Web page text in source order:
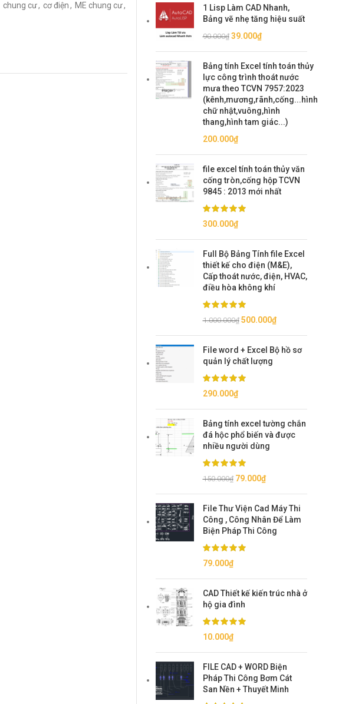
chung cư, cơ điện , ME chung cư,
1 Lisp Làm CAD Nhanh,
Bảng vẽ nhẹ tăng hiệu suất
90.000₫ Giá
là:
90.000₫.
39.000₫Giá
tại
là:
39.000₫.
Bảng tính Excel tính toán thủy
lực công trình thoát nước
mưa theo TCVN 7957:2023
(kênh,mương,rãnh,cống...hình
chữ nhật,vuông,hình
thang,hình tam giác...)
200.000₫
file excel tính toán thủy văn
cống tròn,cống hộp TCVN
9845 : 2013 mới nhất
300.000₫
Full Bộ Bảng Tính file Excel
thiết kế cho điện (M&E),
Cấp thoát nước, điện, HVAC,
điều hòa không khí
1.000.000₫ Giá
là:
1.000.000₫.
500.000₫Giá
tại
File word + Excel Bộ hồ sơ
quản lý chất lượng
290.000₫
Bảng tính excel tường chắn
đá hộc phổ biến và được
nhiều người dùng
150.000₫ Giá
là:
150.000₫.
79.000₫Giá
tại
là:
79.000₫.
File Thư Viện Cad Máy Thi
Công , Công Nhân Để Làm
Biện Pháp Thi Công
79.000₫
CAD Thiết kế kiến trúc nhà ở
hộ gia đình
10.000₫
FILE CAD + WORD Biện
Pháp Thi Công Bơm Cát
San Nền + Thuyết Minh